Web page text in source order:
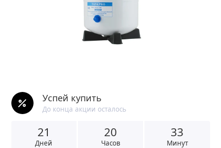
Успей купить
До конца акции осталось
21
Дней
20
Часов
33
Минут